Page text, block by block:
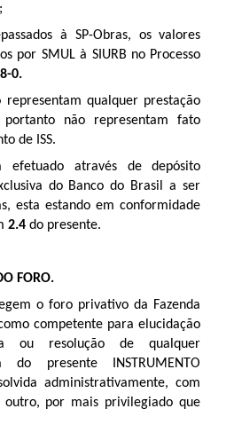
à SP-Obras, os valores
por SMUL à SIURB no Processo
0.
representam qualquer prestação
não representam fato
de ISS.
através de depósito
do Banco do Brasil a ser
esta estando em conformidade
2.4do presente.
FORO.
o foro privativo da Fazenda
competente para elucidação
ou resolução de qualquer
do presente INSTRUMENTO
administrativamente, com
outro, por mais privilegiado que